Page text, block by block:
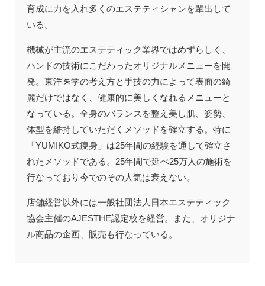
育成に力を入れ多くのエステティシャンを輩出して
いる。
機械が主流のエステティック業界ではめずらしく、
ハンドの技術にこだわったオリジナルメニューを開
発。東洋医学の考え方と手技の力によって表面の綺
麗だけではなく、健康的に美しくなれるメニューと
なっている。全身のバランスを整え美し肌、姿勢、
体型を維持していただくメソッドを確立する。特に
「YUMIKO式痩身」は25年間の経験を通して確立さ
れたメソッドである。25年間で延べ25万人の施術を
行なっており今でのその人気は衰えない。
店舗経営以外には一般社団法人日本エステティック
協会主催のAJESTHE認定校を経営。また、オリジナ
ル商品の企画、販売も行なっている。